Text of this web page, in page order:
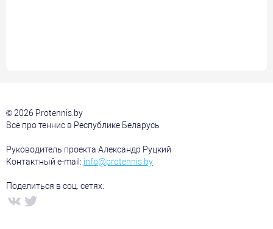
© 2026 Protennis.by
Все про теннис в Республике Беларусь
Руководитель проекта Александр Руцкий
Контактный e-mail: info@protennis.by
Поделиться в соц. сетях: